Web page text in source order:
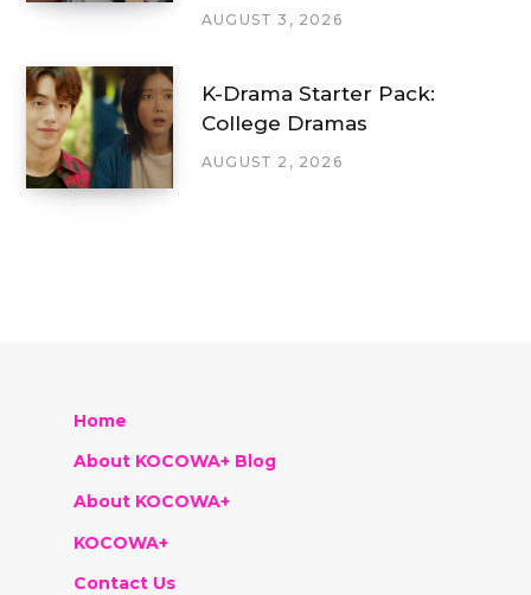
AUGUST 3, 2026
K-Drama Starter Pack:
College Dramas
AUGUST 2, 2026
Home
About KOCOWA+ Blog
About KOCOWA+
KOCOWA+
Contact Us